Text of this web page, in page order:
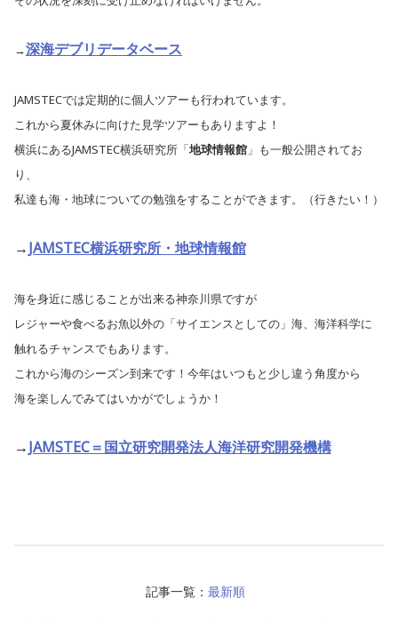
→深海デブリデータベース
JAMSTECでは定期的に個人ツアーも行われています。
これから夏休みに向けた見学ツアーもありますよ！
横浜にあるJAMSTEC横浜研究所「地球情報館 」も一般公開されてお
り、
私達も海・地球についての勉強をすることができます。（行きたい！）
→JAMSTEC横浜研究所・地球情報館
海を身近に感じることが出来る神奈川県ですが
レジャーや食べるお魚以外の「サイエンスとしての」海、海洋科学に
触れるチャンスでもあります。
これから海のシーズン到来です！今年はいつもと少し違う角度から
海を楽しんでみてはいかがでしょうか！
→JAMSTEC＝国立研究開発法人海洋研究開発機構
記事一覧： 最新順